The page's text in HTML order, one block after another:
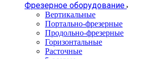
Фрезерное оборудование
Вертикальные
Портально-фрезерные
Продольно-фрезерные
Горизонтальные
Расточные